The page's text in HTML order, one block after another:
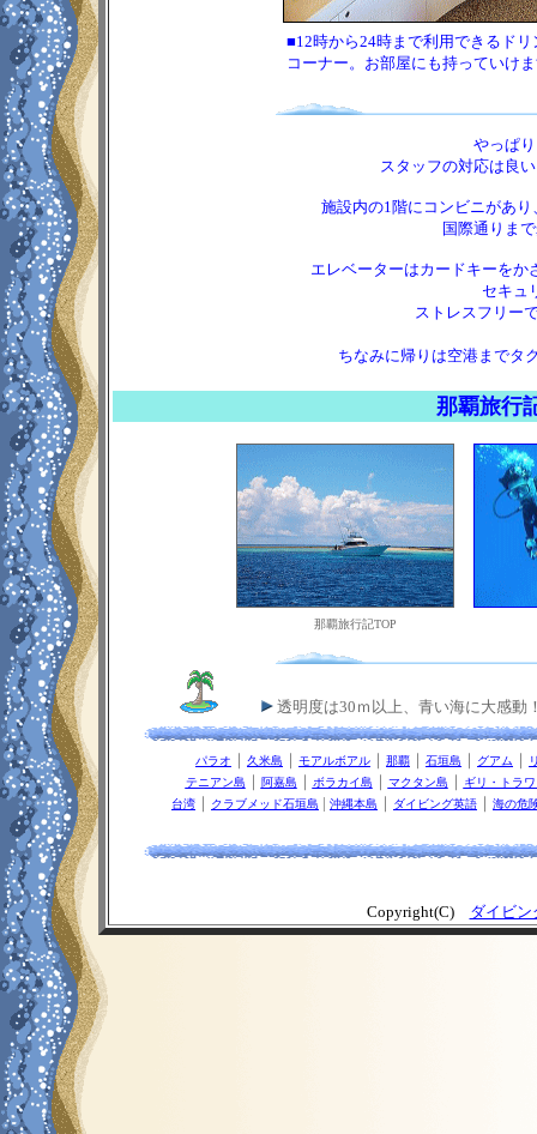
■12時から24時まで利用できるドリ
コーナー。お部屋にも持っていけ
やっぱ
スタッフの対応は良
施設内の1階にコンビニがあ
国際通りま
エレベーターはカードキーをか
セキュ
ストレスフリー
ちなみに帰りは空港までタ
那
那覇旅行記TOP
透明度は30ｍ以上、青い海に大感
パラオ ｜ 久米島 ｜ モアルボアル ｜ 那覇 ｜ 石垣島 ｜ グアム ｜
テニアン島
｜ 阿嘉島 ｜ ボラカイ島 ｜ マクタン島 ｜
ギリ・トラ
台湾 ｜ クラブメッド石垣島 | 沖縄本島 ｜ ダイビング英語 ｜ 海の危
Copyright(C) ダイビン